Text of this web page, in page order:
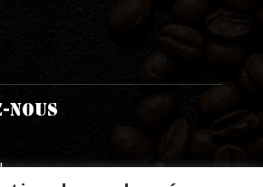
NOUS